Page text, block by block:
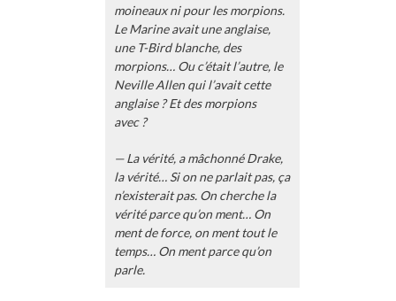
moineaux ni pour les morpions.
Le Marine avait une anglaise,
une T-Bird blanche, des
morpions… Ou c’était l’autre, le
Neville Allen qui l’avait cette
anglaise ? Et des morpions
avec ?
— La vérité, a mâchonné Drake,
la vérité… Si on ne parlait pas, ça
n’existerait pas. On cherche la
vérité parce qu’on ment… On
ment de force, on ment tout le
temps… On ment parce qu’on
parle.